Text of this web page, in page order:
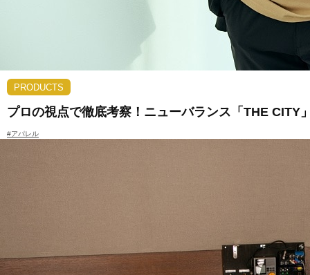
PRODUCTS
プロの視点で徹底考察！ニューバランス「THE CITY
#アパレル